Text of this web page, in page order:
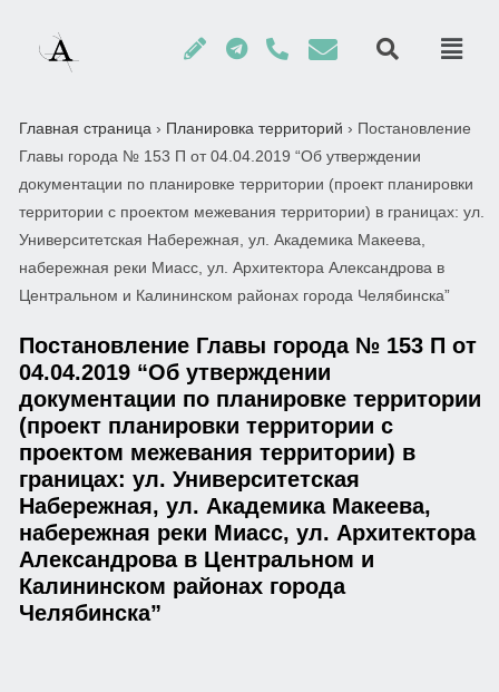
Главная страница › Планировка территорий › Постановление
Главы города № 153 П от 04.04.2019 “Об утверждении
документации по планировке территории (проект планировки
территории с проектом межевания территории) в границах: ул.
Университетская Набережная, ул. Академика Макеева,
набережная реки Миасс, ул. Архитектора Александрова в
Центральном и Калининском районах города Челябинска”
Постановление Главы города № 153 П от
04.04.2019 “Об утверждении
документации по планировке территории
(проект планировки территории с
проектом межевания территории) в
границах: ул. Университетская
Набережная, ул. Академика Макеева,
набережная реки Миасс, ул. Архитектора
Александрова в Центральном и
Калининском районах города
Челябинска”